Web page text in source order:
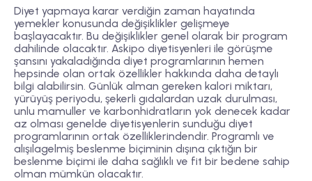
Diyet yapmaya karar verdiğin zaman hayatında
yemekler konusunda değişiklikler gelişmeye
başlayacaktır. Bu değişiklikler genel olarak bir program
dahilinde olacaktır. Askipo diyetisyenleri ile görüşme
şansını yakaladığında diyet programlarının hemen
hepsinde olan ortak özellikler hakkında daha detaylı
bilgi alabilirsin. Günlük alman gereken kalori miktarı,
yürüyüş periyodu, şekerli gıdalardan uzak durulması,
unlu mamuller ve karbonhidratların yok denecek kadar
az olması genelde diyetisyenlerin sunduğu diyet
programlarının ortak özelliklerindendir. Programlı ve
alışılagelmiş beslenme biçiminin dışına çıktığın bir
beslenme biçimi ile daha sağlıklı ve fit bir bedene sahip
olman mümkün olacaktır.